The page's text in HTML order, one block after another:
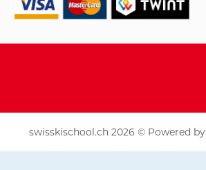
swisskischool.ch 2026 © Powered by